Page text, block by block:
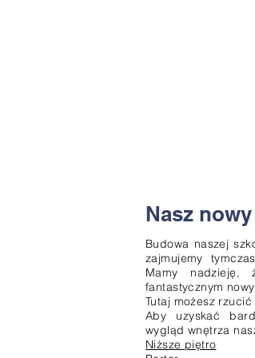
Nasz
Budowa naszej
zajmujemy
Mamy nadzieję,
fantastycznym
Tutaj możesz
Aby uzyskać
wygląd wnętrza
Niższe piętro